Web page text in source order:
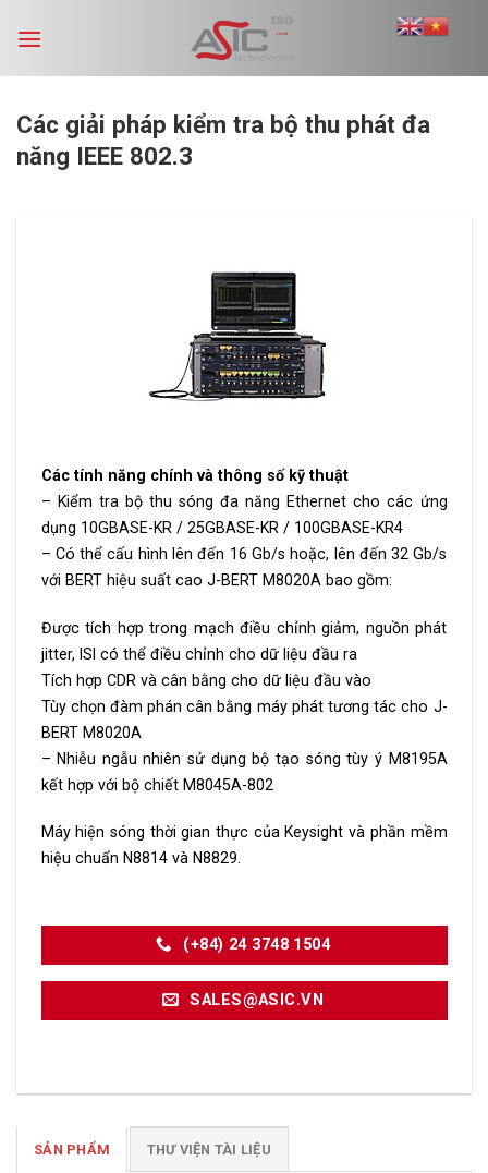
Các giải pháp kiểm tra bộ thu phát đa
năng IEEE 802.3
Các tính năng chính và thông số kỹ thuật
– Kiểm tra bộ thu sóng đa năng Ethernet cho các ứng
dụng 10GBASE-KR / 25GBASE-KR / 100GBASE-KR4
– Có thể cấu hình lên đến 16 Gb/s hoặc, lên đến 32 Gb/s
với BERT hiệu suất cao J-BERT M8020A bao gồm:
Được tích hợp trong mạch điều chỉnh giảm, nguồn phát
jitter, ISI có thể điều chỉnh cho dữ liệu đầu ra
Tích hợp CDR và cân bằng cho dữ liệu đầu vào
Tùy chọn đàm phán cân bằng máy phát tương tác cho J-
BERT M8020A
– Nhiễu ngẫu nhiên sử dụng bộ tạo sóng tùy ý M8195A
kết hợp với bộ chiết M8045A-802
Máy hiện sóng thời gian thực của Keysight và phần mềm
hiệu chuẩn N8814 và N8829.
(+84) 24 3748 1504
SALES@ASIC.VN
SẢN PHẨM THƯ VIỆN TÀI LIỆU